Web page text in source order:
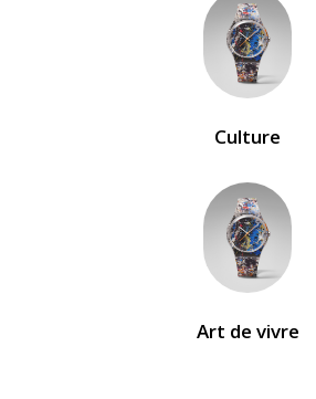
Culture
Art de vivre